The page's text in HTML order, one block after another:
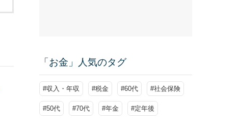
「お金」人気のタグ
#収入・年収 #税金 #60代 #社会保険
#50代 #70代 #年金 #定年後